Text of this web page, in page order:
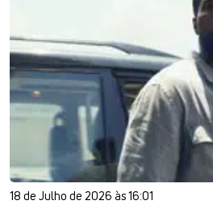
18 de Julho de 2026 às 16:01